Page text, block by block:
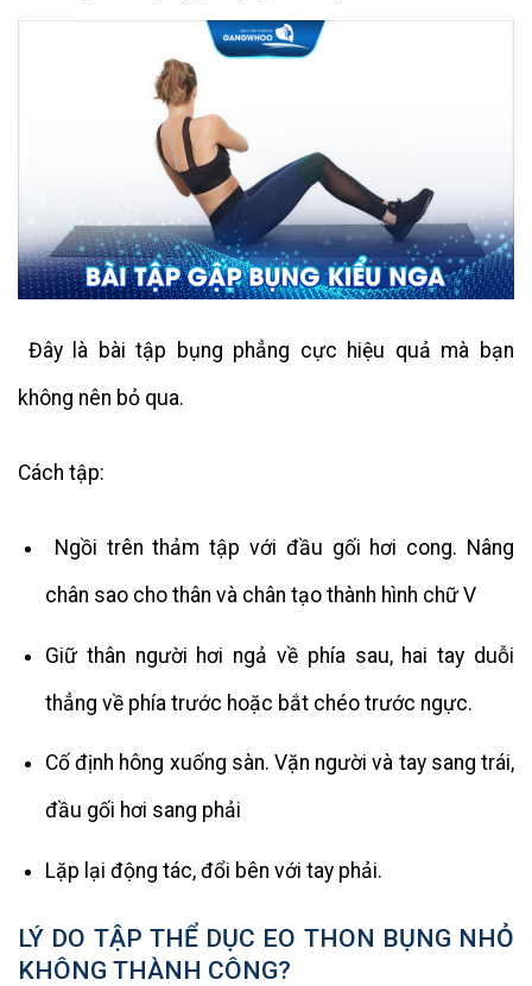
Đây là bài tập bụng phẳng cực hiệu quả mà bạn
không nên bỏ qua.
Cách tập:
Ngồi trên thảm tập với đầu gối hơi cong. Nâng
chân sao cho thân và chân tạo thành hình chữ V
Giữ thân người hơi ngả về phía sau, hai tay duỗi
thẳng về phía trước hoặc bắt chéo trước ngực.
Cố định hông xuống sàn. Vặn người và tay sang trái,
đầu gối hơi sang phải
Lặp lại động tác, đổi bên với tay phải.
LÝ DO TẬP THỂ DỤC EO THON BỤNG NHỎ
KHÔNG THÀNH CÔNG?